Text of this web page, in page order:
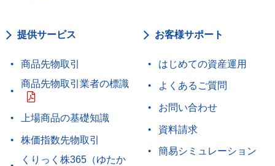
提供サービス
商品先物取引
商品先物取引業者の標識
上場商品の基礎知識
株価指数先物取引
くりっく株365（ゆたか
お客様サポート
はじめての資産運用
よくあるご質問
お問い合わせ
資料請求
簡易シミュレーション